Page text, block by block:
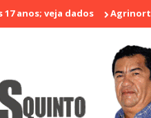
veja dados Agrinort em